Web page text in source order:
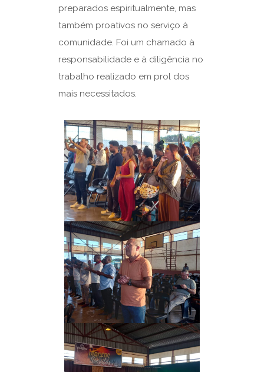
preparados espiritualmente, mas
também proativos no serviço à
comunidade. Foi um chamado à
responsabilidade e à diligência no
trabalho realizado em prol dos
mais necessitados.